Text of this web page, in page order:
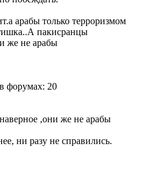
арабы только терроризмом
пакисранцы
же не арабы
,они же не арабы
ни разу не справились.